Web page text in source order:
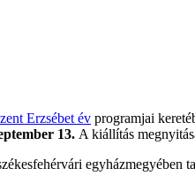
Erzsébet év programjai
13. A kiállítás